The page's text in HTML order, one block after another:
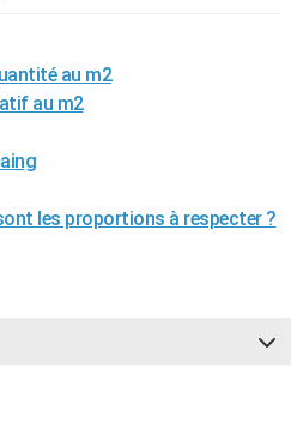
au m2
au m2
les proportions à respecter ?